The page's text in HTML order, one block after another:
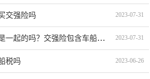
交强险吗 2023-07-31
车船税和交强险是一起的吗？交强险包含车船税吗 2023-07-31
税吗 2023-06-26